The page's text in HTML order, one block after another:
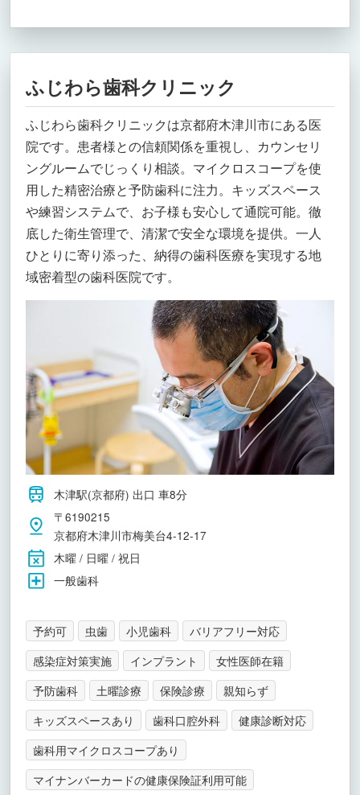
ふじわら歯科クリニック
ふじわら歯科クリニックは京都府木津川市にある医
院です。患者様との信頼関係を重視し、カウンセリ
ングルームでじっくり相談。マイクロスコープを使
用した精密治療と予防歯科に注力。キッズスペース
や練習システムで、お子様も安心して通院可能。徹
底した衛生管理で、清潔で安全な環境を提供。一人
ひとりに寄り添った、納得の歯科医療を実現する地
域密着型の歯科医院です。
木津駅(京都府) 出口 車8分
〒6190215
京都府木津川市梅美台4-12-17
木曜 / 日曜 / 祝日
一般歯科
予約可 虫歯 小児歯科
バリアフリー対応
感染症対策実施
インプラント
女性医師在籍
予防歯科
土曜診療 保険診療
親知らず
キッズスペースあり
歯科口腔外科
健康診断対応
歯科用マイクロスコープあり
マイナンバーカードの健康保険証利用可能